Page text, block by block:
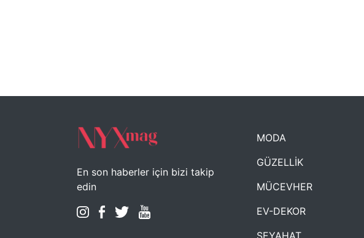
En son haberler için bizi takip
edin
MODA
GÜZELLİK
MÜCEVHER
EV-DEKOR
SEYAHAT